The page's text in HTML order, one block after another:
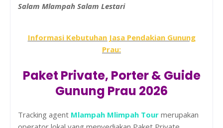
Salam Mlampah Salam Lestari
Informasi Kebutuhan Jasa Pendakian Gunung
Prau:
Paket Private, Porter & Guide
Gunung Prau 2026
Tracking agent Mlampah Mlimpah Tour merupakan